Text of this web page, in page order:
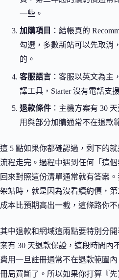
一些。
加購項目 ：結帳頁的
勾選，多數新站可以先取消
的。
客服語言 ：客服以英文為主
譯工具，Starter 沒有電話支
退款條件 ：主機方案有 30
用與部分加購通常不在退款
這 5 點如果你都確認過，剩下的
流程走完。過程中遇到任何「這個
回來對照這份清單通常就有答案
架站時，就是因為沒看續約價，
成本比預期高出一截，這條路你不
其中退款和網域這兩點要特別分開
案有 30 天退款保證，這段時間內
費用一旦註冊通常不在退款範圍
冊局買斷了。所以如果你打算『